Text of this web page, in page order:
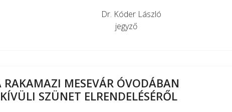
László
RAKAMAZI MESEVÁR ÓVODÁBAN
SZÜNET ELRENDELÉSÉRŐL